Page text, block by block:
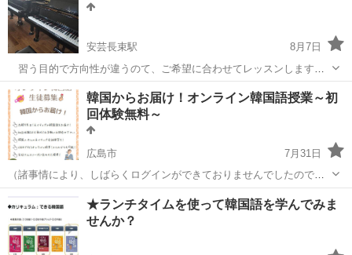
安芸長束駅
8月7日
習う目的で方向性が違うのて、ご希望に合わせてレッスンします。
１つ１つ意見を交わしながら末長くレッスンが継続出来るよう心掛
けています。 ＊今ここが何故弾けないか ＊何が原因でど
う解決すればいいか… ...
広島 広島市 安芸長束駅 グランドピアノ
韓国からお届け！オンライン韓国語授業～初
回体験無料～
広島市
7月31日
（諸事情により、しばらくログインができておりませんでしたので、
再度投稿いたします。） 初めまして。안녕하세요! オソワ韓国語教室
のみかと申します。 韓国人夫と結婚し在韓歴9年目になります。 日本
語教師歴8...
オンライン
★ランチタイムを使って韓国語を学んでみま
せんか？